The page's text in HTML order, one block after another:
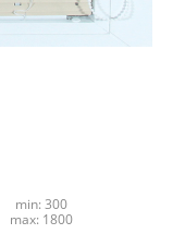
min: 300
max: 1800